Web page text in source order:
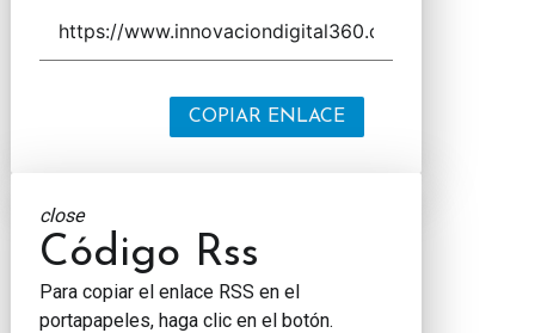
COPIAR ENLACE
close
Código Rss
Para copiar el enlace RSS en el
portapapeles, haga clic en el botón.